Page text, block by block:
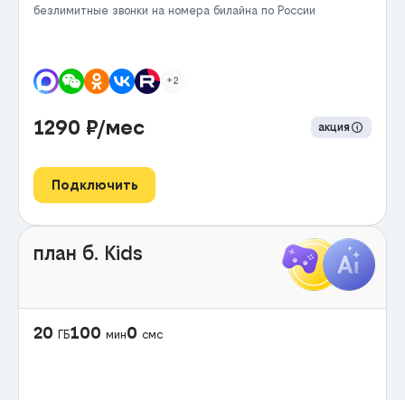
безлимитные звонки на номера билайна по России
+2
1290 ₽/мес акция
Подключить
план б. Kids
20 ГБ100 мин0 смс